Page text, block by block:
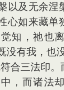
以及无余涅
心如来藏单
知，祂也
没有我，也
合三法印
，而诸法